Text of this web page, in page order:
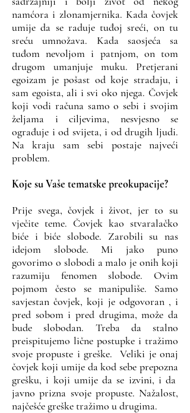
namćora i zlonamjernika. Kada čovjek
umije da se raduje tuđoj sreći, on tu
sreću umnožava. Kada saosjeća sa
tuđom nevoljom i patnjom, on tom
drugom umanjuje muku. Pretjerani
egoizam je pošast od koje stradaju, i
sam egoista, ali i svi oko njega. Čovjek
koji vodi računa samo o sebi i svojim
željama i ciljevima, nesvjesno se
ograđuje i od svijeta, i od drugih ljudi.
Na kraju sam sebi postaje najveći
problem.
Koje su Vaše tematske preokupacije?
Prije svega, čovjek i život, jer to su
vječite teme. Čovjek kao stvaralačko
biće i biće slobode. Zarobili su nas
idejom slobode. Mi jako puno
govorimo o slobodi a malo je onih koji
razumiju fenomen slobode. Ovim
pojmom često se manipuliše. Samo
savjestan čovjek, koji je odgovoran , i
pred sobom i pred drugima, može da
bude slobodan. Treba da stalno
preispitujemo lične postupke i tražimo
svoje propuste i greške. Veliki je onaj
čovjek koji umije da kod sebe prepozna
grešku, i koji umije da se izvini, i da
javno prizna svoje propuste. Nažalost,
najčešće greške tražimo u drugima.